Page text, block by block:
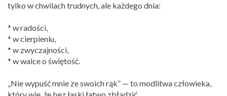
tylko w chwilach trudnych, ale każdego dnia:
* w radości,
* w cierpieniu,
* w zwyczajności,
* w walce o świętość.
„Nie wypuść mnie ze swoich rąk” — to modlitwa człowieka,